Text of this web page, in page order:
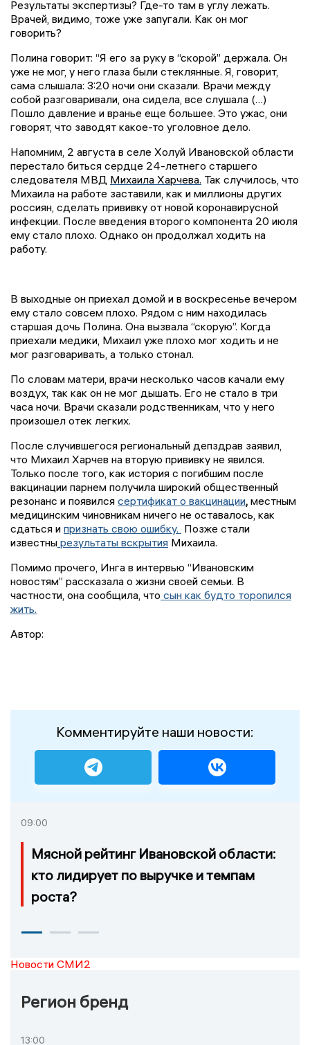
Результаты экспертизы? Где-то там в углу лежать.
Врачей, видимо, тоже уже запугали. Как он мог
говорить?
Полина говорит: “Я его за руку в “скорой” держала. Он
уже не мог, у него глаза были стеклянные. Я, говорит,
сама слышала: 3:20 ночи они сказали. Врачи между
собой разговаривали, она сидела, все слушала (…)
Пошло давление и вранье еще большее. Это ужас, они
говорят, что заводят какое-то уголовное дело.
Напомним, 2 августа в селе Холуй Ивановской области
перестало биться сердце 24-летнего старшего
следователя МВД Михаила Харчева. Так случилось, что
Михаила на работе заставили, как и миллионы других
россиян, сделать прививку от новой коронавирусной
инфекции. После введения второго компонента 20 июля
ему стало плохо. Однако он продолжал ходить на
работу.
В выходные он приехал домой и в воскресенье вечером
ему стало совсем плохо. Рядом с ним находилась
старшая дочь Полина. Она вызвала “скорую”. Когда
приехали медики, Михаил уже плохо мог ходить и не
мог разговаривать, а только стонал.
По словам матери, врачи несколько часов качали ему
воздух, так как он не мог дышать. Его не стало в три
часа ночи. Врачи сказали родственникам, что у него
произошел отек легких.
После случившегося региональный депздрав заявил,
что Михаил Харчев на вторую прививку не явился.
Только после того, как история с погибшим после
вакцинации парнем получила широкий общественный
резонанс и появился сертификат о вакцинации, местным
медицинским чиновникам ничего не оставалось, как
сдаться и признать свою ошибку. Позже стали
известны результаты вскрытия Михаила.
Помимо прочего, Инга в интервью “Ивановским
новостям” рассказала о жизни своей семьи. В
частности, она сообщила, что сын как будто торопился
жить.
Автор:
Комментируйте наши новости:
09:00
Мясной рейтинг Ивановской области:
кто лидирует по выручке и темпам
роста?
Новости СМИ2
Регион бренд
13:00